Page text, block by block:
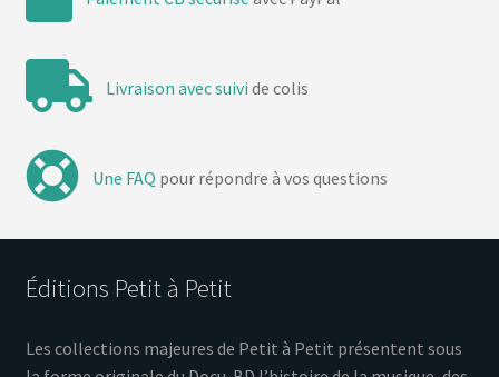
Livraison avec suivi de colis
Une FAQ pour répondre à vos questions
Éditions Petit à Petit
Les collections majeures de Petit à Petit présentent sous